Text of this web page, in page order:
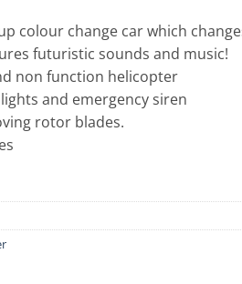
colour change car which
futuristic sounds and music!
non function helicopter
and emergency siren
rotor blades.